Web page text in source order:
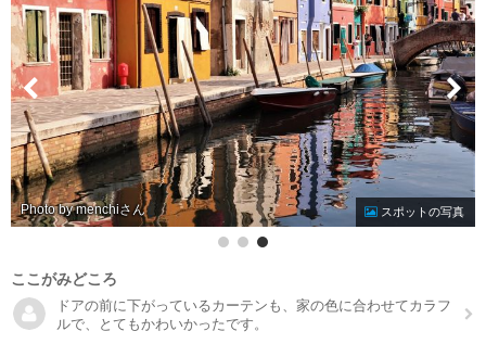
Photo by menchi スポットの写真
ここがみどころ
ドアの前に下がっているカーテンも、家の色に合わせてカラフ
ルで、とてもかわいかったです。